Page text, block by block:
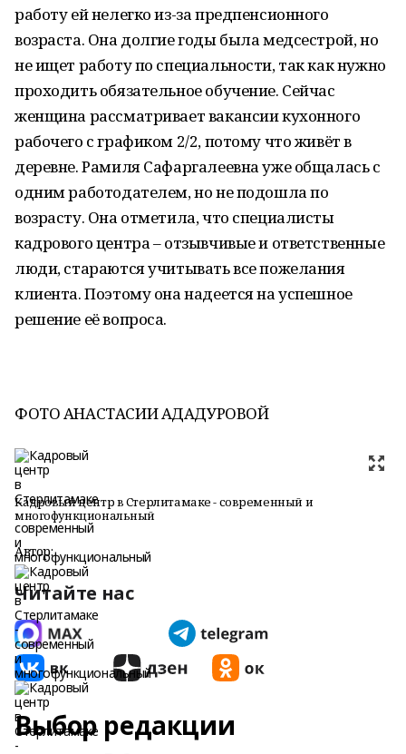
работу ей нелегко из-за предпенсионного
возраста. Она долгие годы была медсестрой, но
не ищет работу по специальности, так как нужно
проходить обязательное обучение. Сейчас
женщина рассматривает вакансии кухонного
рабочего с графиком 2/2, потому что живёт в
деревне. Рамиля Сафаргалеевна уже общалась с
одним работодателем, но не подошла по
возрасту. Она отметила, что специалисты
кадрового центра – отзывчивые и ответственные
люди, стараются учитывать все пожелания
клиента. Поэтому она надеется на успешное
решение её вопроса.
ФОТО АНАСТАСИИ АДАДУРОВОЙ
Кадровый центр в Стерлитамаке - современный и
многофункциональный
Автор:
Читайте нас
Выбор редакции